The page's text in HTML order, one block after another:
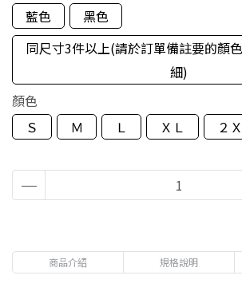
藍色
黑色
同尺寸3件以上(請於訂單備註要的顏
細)
顏色
Ｓ
Ｍ Ｌ ＸＬ ２
商品介紹 規格說明